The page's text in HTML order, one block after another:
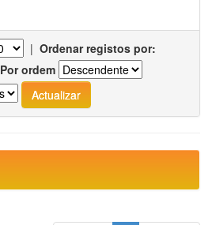
| Ordenar registos por:
Por ordem